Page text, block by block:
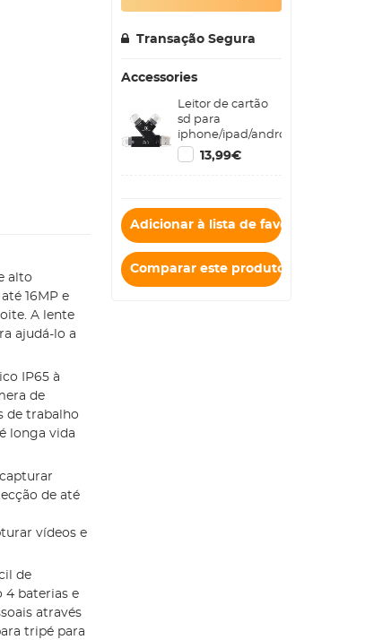
alto
16MP e
A lente
ajudá-lo a
IP65 à
de
de trabalho
longa vida
de até
vídeos e
de
4 baterias e
através
tripé para
Transação Segura
Accessories
Leitor de cartão
sd para
iphone/ipad/android/mac/
4 em 1 leitor de
cartão micro sd
leitor de cartão de
memória portátil
adaptador de
compatível com
cartão sd e micro
13,99€
Adicionar à lista de favoritos
Comparar este produto